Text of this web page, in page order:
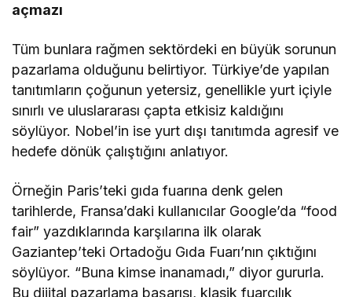
açmazı
Tüm bunlara rağmen sektördeki en büyük sorunun
pazarlama olduğunu belirtiyor. Türkiye’de yapılan
tanıtımların çoğunun yetersiz, genellikle yurt içiyle
sınırlı ve uluslararası çapta etkisiz kaldığını
söylüyor. Nobel’in ise yurt dışı tanıtımda agresif ve
hedefe dönük çalıştığını anlatıyor.
Örneğin Paris’teki gıda fuarına denk gelen
tarihlerde, Fransa’daki kullanıcılar Google’da “food
fair” yazdıklarında karşılarına ilk olarak
Gaziantep’teki Ortadoğu Gıda Fuarı’nın çıktığını
söylüyor. “Buna kimse inanamadı,” diyor gururla.
Bu dijital pazarlama başarısı, klasik fuarcılık